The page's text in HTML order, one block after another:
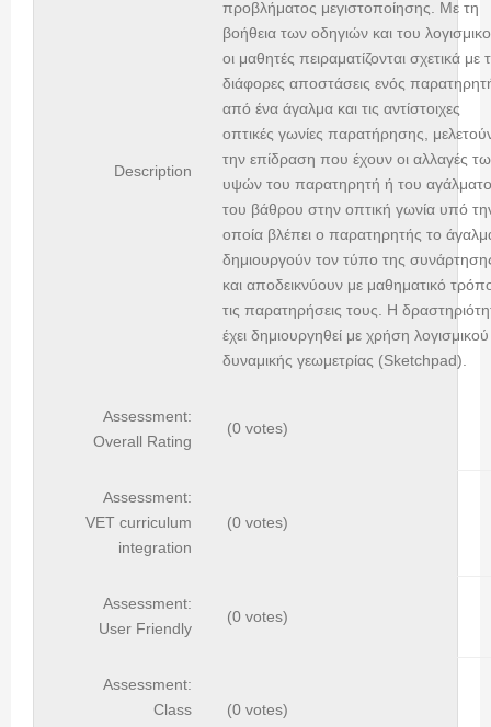
Description
προβλήματος μεγιστοποίησης. Με τη
βοήθεια των οδηγιών και του
οι μαθητές πειραματίζονται σχετικά με
διάφορες αποστάσεις ενός
από ένα άγαλμα και τις αντίστοιχες
οπτικές γωνίες παρατήρησης,
την επίδραση που έχουν οι αλλαγές
υψών του παρατηρητή ή του
του βάθρου στην οπτική γωνία υπό
οποία βλέπει ο παρατηρητής το
δημιουργούν τον τύπο της
και αποδεικνύουν με μαθηματικό
τις παρατηρήσεις τους. Η
έχει δημιουργηθεί με χρήση λογισμικού
δυναμικής γεωμετρίας (Sketchpad).
Assessment:
Overall Rating
(0 votes)
Assessment:
VET curriculum
integration
(0 votes)
Assessment:
User Friendly
(0 votes)
Assessment:
Class
(0 votes)